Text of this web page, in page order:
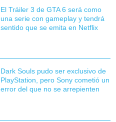
El Tráiler 3 de GTA 6 será como
una serie con gameplay y tendrá
sentido que se emita en Netflix
Dark Souls pudo ser exclusivo de
PlayStation, pero Sony cometió un
error del que no se arrepienten